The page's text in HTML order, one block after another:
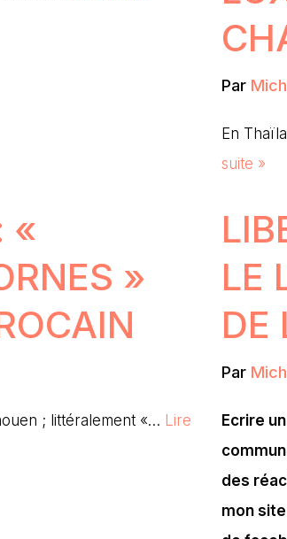
Par
En
suite »
«
»
; littéralement «… Lire
LE
DE
Par
Ecrire
des
mon